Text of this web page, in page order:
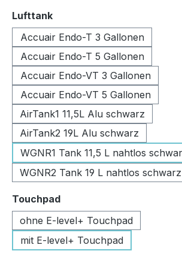
Lufttankauswählen
Accuair Endo-T 3 Gallonen
Accuair Endo-T 5 Gallonen
Accuair Endo-VT 3 Gallonen
Accuair Endo-VT 5 Gallonen
AirTank1 11,5L Alu schwarz
AirTank2 19L Alu schwarz
WGNR1 Tank 11,5 L nahtlos
WGNR2 Tank 19 L nahtlos
Touchpadauswählen
ohne E-level+ Touchpad
mit E-level+ Touchpad